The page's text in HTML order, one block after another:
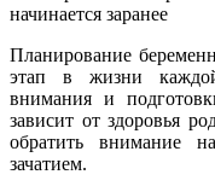
начинается заранее
Планирование
этап в жизни
внимания и
зависит от здоровья
обратить внимание
зачатием.